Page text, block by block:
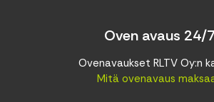
Oven avaus 24/7
Ovenavaukset RLTV Oy:n
Mitä ovenavaus